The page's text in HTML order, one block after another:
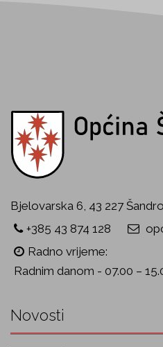
Bjelovarska 6, 43 227
+385 43 874 128
Radno vrijeme:
Radnim danom - 07.00 –
Novosti